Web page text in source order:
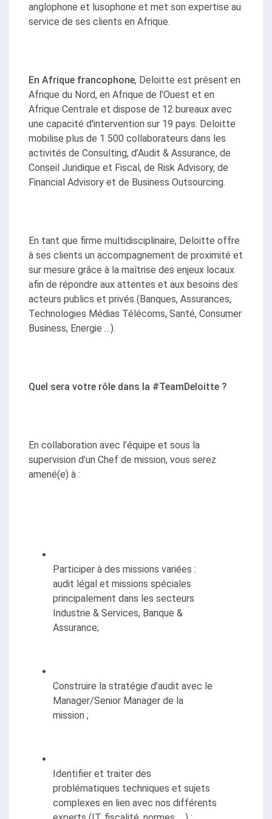
anglophone et lusophone et met son expertise au
service de ses clients en Afrique.
En Afrique francophone, Deloitte est présent en
Afrique du Nord, en Afrique de l’Ouest et en
Afrique Centrale et dispose de 12 bureaux avec
une capacité d'intervention sur 19 pays. Deloitte
mobilise plus de 1 500 collaborateurs dans les
activités de Consulting, d’Audit & Assurance, de
Conseil Juridique et Fiscal, de Risk Advisory, de
Financial Advisory et de Business Outsourcing.
En tant que firme multidisciplinaire, Deloitte offre
à ses clients un accompagnement de proximité et
sur mesure grâce à la maîtrise des enjeux locaux
afin de répondre aux attentes et aux besoins des
acteurs publics et privés (Banques, Assurances,
Technologies Médias Télécoms, Santé, Consumer
Business, Energie …).
Quel sera votre rôle dans la #TeamDeloitte ?
En collaboration avec l’équipe et sous la
supervision d’un Chef de mission, vous serez
amené(e) à :
Participer à des missions variées :
audit légal et missions spéciales
principalement dans les secteurs
Industrie & Services, Banque &
Assurance;
Construire la stratégie d’audit avec le
Manager/Senior Manager de la
mission ;
Identifier et traiter des
problématiques techniques et sujets
complexes en lien avec nos différents